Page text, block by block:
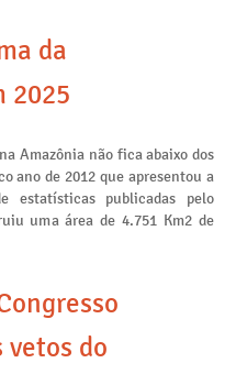
da
2025
Amazônia não fica abaixo dos
ano de 2012 que apresentou a
estatísticas publicadas pelo
uma área de 4.751 Km2 de
vetos do